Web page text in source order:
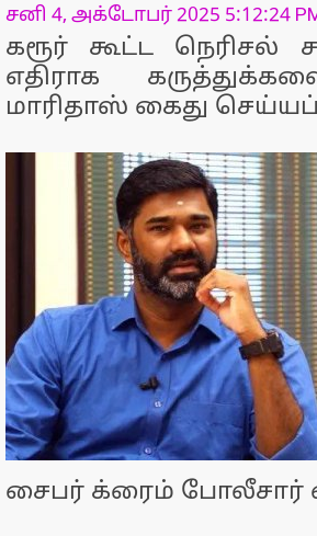
சனி 4, அக்டோபர் 2025 5:12:24
கரூர் கூட்ட நெரிசல்
எதிராக
மாரிதாஸ் கைது
சைபர் க்ரைம் போலீசார்